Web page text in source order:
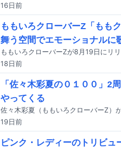
16日前
ももいろクローバーZ「もも
舞う空間でエモーショナルに
18日前
「佐々木彩夏の０１００」2
やってくる
19日前
ピンク・レディーのトリビ